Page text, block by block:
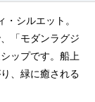
ティクルーズの世
シルエット。
「モダンラグジ
ップです。船上
、緑に癒される